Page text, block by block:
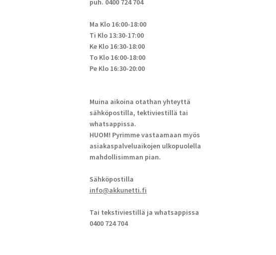
puh. 0400 724 704
Ma Klo 16:00-18:00
Ti Klo 13:30-17:00
Ke Klo 16:30-18:00
To Klo 16:00-18:00
Pe Klo 16:30-20:00
Muina aikoina otathan yhteyttä
sähköpostilla, tektiviestillä tai
whatsappissa.
HUOM! Pyrimme vastaamaan myös
asiakaspalveluaikojen ulkopuolella
mahdollisimman pian.
Sähköpostilla
info@akkunetti.fi
Tai tekstiviestillä ja whatsappissa
0400 724 704